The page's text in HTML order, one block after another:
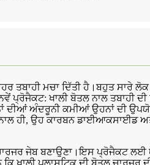
ਤਬਾਹੀ ਮਚਾ ਦਿੱਤੀ ਹੈ।ਬਹੁਤ
ਖਾਲੀ ਬੋਤਲ ਨਾਲ ਤਬਾਹੀ
ਅੰਦਰੂਨੀ ਕਮੀਆਂ ਉਹਨਾਂ ਦੀ
ਹੀ, ਉਹ ਕਾਰਬਨ
ਜੇਬ ਬਣਾਉਣਾ।ਇਸ ਪ੍ਰੋਜੈਕਟ
ਪਲਾਸਟਿਕ ਦੀ ਬੋਤਲ ਚਾਰਜਰ